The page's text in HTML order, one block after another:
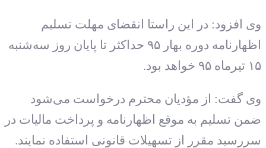
وی افزود: در این راستا انقضای مهلت تسلیم
اظهارنامه دوره بهار ۹۵ حداکثر تا پایان روز سه‌شنبه
۱۵ تیرماه ۹۵ خواهد بود.
وی گفت: از مؤدیان محترم درخواست می‌شود
ضمن تسلیم به موقع اظهارنامه و پرداخت مالیات در
سررسید مقرر از تسهیلات قانونی استفاده نمایند.